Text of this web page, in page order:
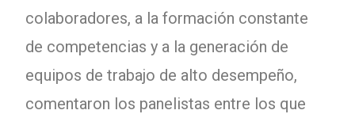
colaboradores, a la formación constante
de competencias y a la generación de
equipos de trabajo de alto desempeño,
comentaron los panelistas entre los que